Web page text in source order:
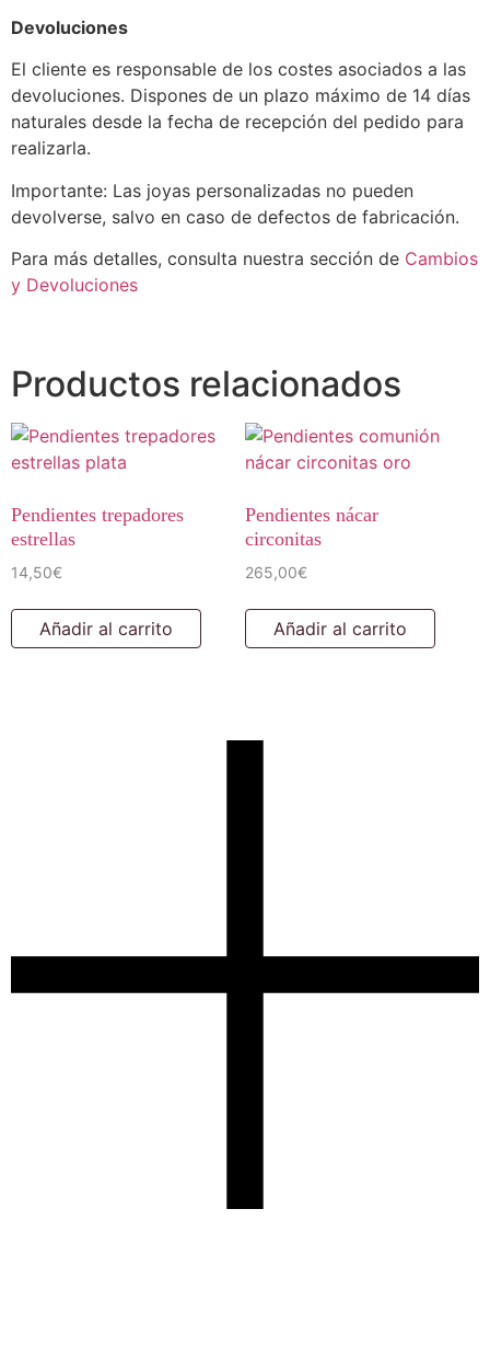
Devoluciones
El cliente es responsable de los costes asociados a las
devoluciones. Dispones de un plazo máximo de 14 días
naturales desde la fecha de recepción del pedido para
realizarla.
Importante: Las joyas personalizadas no pueden
devolverse, salvo en caso de defectos de fabricación.
Para más detalles, consulta nuestra sección de Cambios
y Devoluciones
Productos relacionados
Pendientes trepadores
estrellas
14,50€
Añadir al carrito
Pendientes nácar
circonitas
265,00€
Añadir al carrito